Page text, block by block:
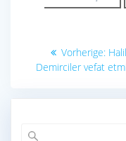
k p
Vorherige: Halil
Demirciler vefat